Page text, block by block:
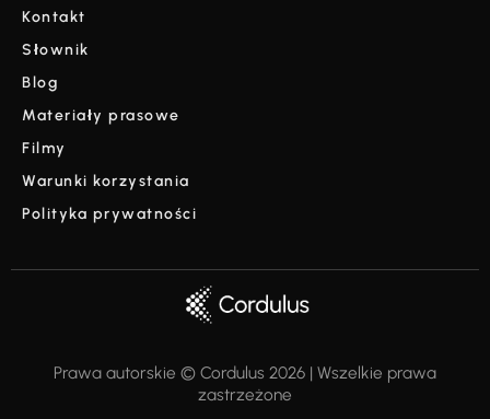
Kontakt
Słownik
Blog
Materiały prasowe
Filmy
Warunki korzystania
Polityka prywatności
Prawa autorskie © Cordulus 2026 | Wszelkie prawa
zastrzeżone